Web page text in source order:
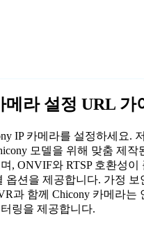
메라 설정 URL 가
IP 카메라를 설정하세요.
모델을 위해 맞춤 제작
, ONVIF와 RTSP 호환성이
옵션을 제공합니다. 가정 보
과 함께 Chicony 카메라는
링을 제공합니다.